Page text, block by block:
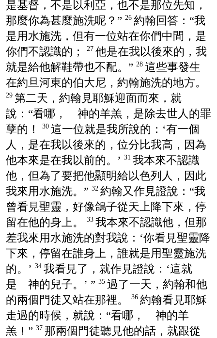
是基督，不是以利亞，也不是那位先知，
那麼你為甚麼施洗呢？” 26 約翰回答：“我
是用水施洗，但有一位站在你們中間，是
你們不認識的；
27 他是在我以後來的，我
就是給他解鞋帶也不配。” 28 這些事發生
在約旦河東的伯大尼，約翰施洗的地方。
29 第二天，約翰見耶穌迎面而來，就
說：“看哪， 神的羊羔，是除去世人的罪
孽的！
30 這一位就是我所說的：‘有一個
人，是在我以後來的，位分比我高，因為
他本來是在我以前的。’ 31 我本來不認識
他，但為了要把他顯明給以色列人，因此
我來用水施洗。” 32 約翰又作見證說：“我
曾看見聖靈，好像鴿子從天上降下來，停
留在他的身上。
33 我本來不認識他，但那
差我來用水施洗的對我說：‘你看見聖靈降
下來，停留在誰身上，誰就是用聖靈施洗
的。’ 34 我看見了，就作見證說：‘這就
是 神的兒子。’ ” 35 過了一天，約翰和他
的兩個門徒又站在那裡。
36 約翰看見耶穌
走過的時候，就說：“看哪， 神的羊
羔！” 37 那兩個門徒聽見他的話，就跟從